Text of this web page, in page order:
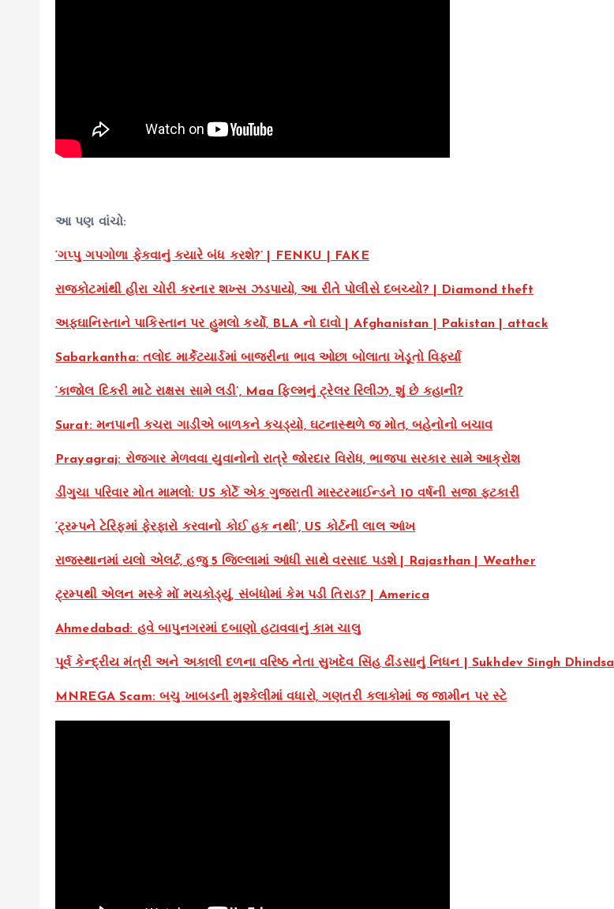
આ પણ વાંચો:
‘ગપ્પુ ગપગોળા ફેકવાનું ક્યારે બંધ કરશે?’ | FENKU | FAKE
રાજકોટમાંથી હીરા ચોરી કરનાર શખ્સ ઝડપાયો, આ રીતે પોલીસે દબચ્યો? | Diamond theft
અફઘાનિસ્તાને પાકિસ્તાન પર હુમલો કર્યો, BLA નો દાવો | Afghanistan | Pakistan | attack
Sabarkantha: તલોદ માર્કેટયાર્ડમાં બાજરીના ભાવ ઓછા બોલાતા ખેડૂતો વિફર્યા
‘કાજોલ દિકરી માટે રાક્ષસ સામે લડી’, Maa ફિલ્મનું ટ્રેલર રિલીઝ, શું છે કહાની?
Surat: મનપાની કચરા ગાડીએ બાળકને કચડ્યો, ઘટનાસ્થળે જ મોત, બહેનોનો બચાવ
Prayagraj: રોજગાર મેળવવા યુવાનોનો રાત્રે જોરદાર વિરોધ, ભાજપા સરકાર સામે આક્રોશ
ડીંગુચા પરિવાર મોત મામલો: US કોર્ટે એક ગુજરાતી માસ્ટરમાઈન્ડને 10 વર્ષની સજા ફટકારી
‘ટ્રમ્પને ટેરિફમાં ફેરફારો કરવાનો કોઈ હક નથી’, US કોર્ટની લાલ આંખ
રાજસ્થાનમાં યલો એલર્ટ, હજુ 5 જિલ્લામાં આંધી સાથે વરસાદ પડશે | Rajasthan | Weather
ટ્રમ્પથી એલન મસ્કે મોં મચકોડ્યું, સંબંધોમાં કેમ પડી તિરાડ? | America
Ahmedabad: હવે બાપુનગરમાં દબાણો હટાવવાનું કામ ચાલુ
પૂર્વ કેન્દ્રીય મંત્રી અને અકાલી દળના વરિષ્ઠ નેતા સુખદેવ સિંહ ઢીંડસાનું નિધન | Sukhdev Singh Dhindsa
MNREGA Scam: બચુ ખાબડની મુશ્કેલીમાં વધારો, ગણતરી કલાકોમાં જ જામીન પર સ્ટે